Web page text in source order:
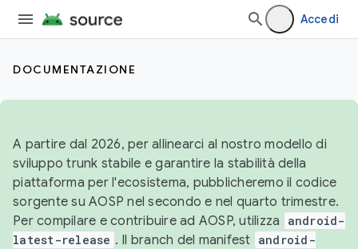
Accedi
DOCUMENTAZIONE
A partire dal 2026, per allinearci al nostro modello di
sviluppo trunk stabile e garantire la stabilità della
piattaforma per l'ecosistema, pubblicheremo il codice
sorgente su AOSP nel secondo e nel quarto trimestre.
Per compilare e contribuire ad AOSP, utilizza
android-
latest-release . Il branch del manifest android-